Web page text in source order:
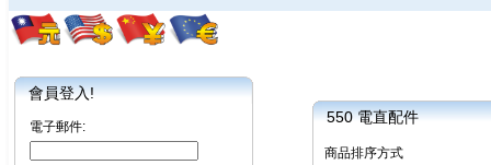
會員登入!
電子郵件:
550 電直配件
商品排序方式